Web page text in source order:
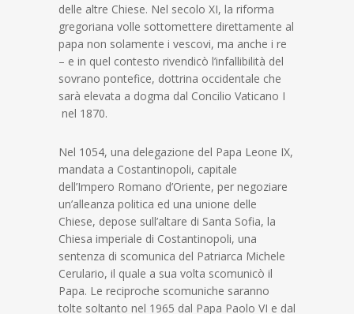
delle altre Chiese. Nel secolo XI, la riforma
gregoriana volle sottomettere direttamente al
papa non solamente i vescovi, ma anche i re
– e in quel contesto rivendicò l’infallibilità del
sovrano pontefice, dottrina occidentale che
sarà elevata a dogma dal Concilio Vaticano I
nel 1870.
Nel 1054, una delegazione del Papa Leone IX,
mandata a Costantinopoli, capitale
dell’Impero Romano d’Oriente, per negoziare
un’alleanza politica ed una unione delle
Chiese, depose sull’altare di Santa Sofia, la
Chiesa imperiale di Costantinopoli, una
sentenza di scomunica del Patriarca Michele
Cerulario, il quale a sua volta scomunicò il
Papa. Le reciproche scomuniche saranno
tolte soltanto nel 1965 dal Papa Paolo VI e dal